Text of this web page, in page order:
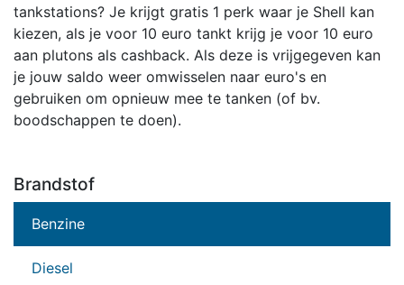
tankstations? Je krijgt gratis 1 perk waar je Shell kan
kiezen, als je voor 10 euro tankt krijg je voor 10 euro
aan plutons als cashback. Als deze is vrijgegeven kan
je jouw saldo weer omwisselen naar euro's en
gebruiken om opnieuw mee te tanken (of bv.
boodschappen te doen).
Brandstof
Benzine
Diesel